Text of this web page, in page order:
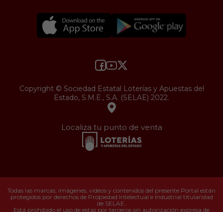
Copyright © Sociedad Estatal Loterías y Apuestas del
Estado, S.M.E., S.A. (SELAE) 2022.
Localiza tu punto de venta
Todas las marcas, imágenes, vídeos y contenidos del presente Portal están
protegidos por derechos de Propiedad Intelectual e Industrial titularidad
de SELAE.
Está prohibido el uso de estas por terceros sin autorización expresa de